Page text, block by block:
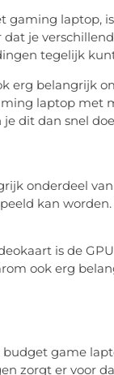
gaming laptop,
je
tegelijk
erg belangrijk
laptop met
dit dan snel
onderdeel
kan
is de
ook erg
game
zorgt er voor